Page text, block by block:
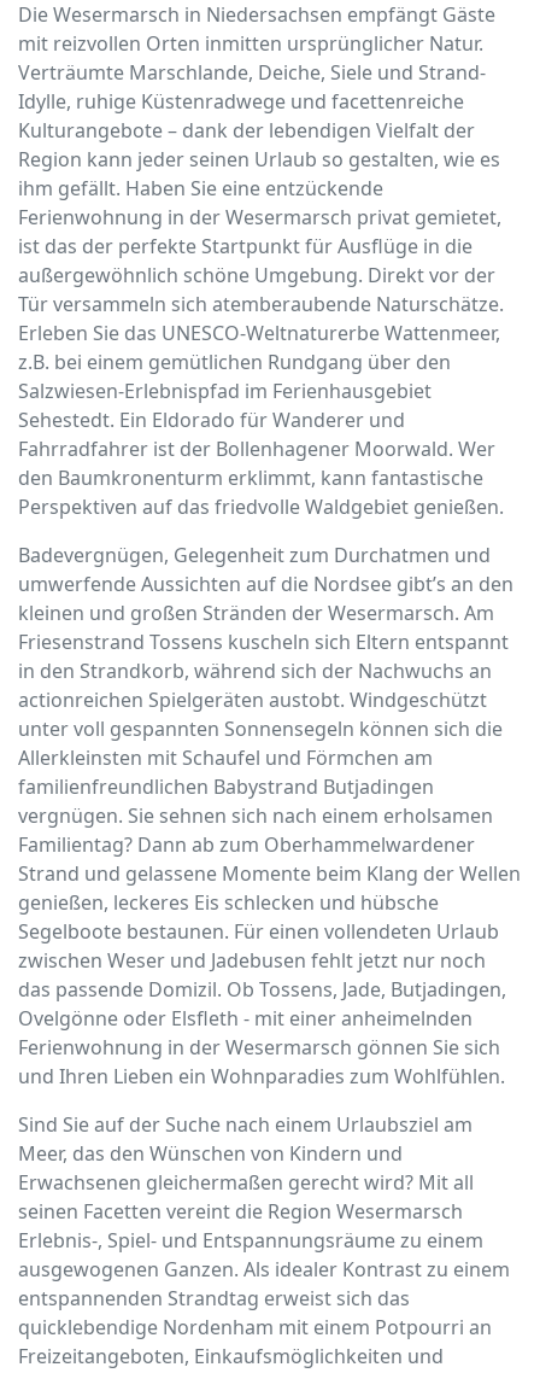
Die Wesermarsch in Niedersachsen empfängt Gäste
mit reizvollen Orten inmitten ursprünglicher Natur.
Verträumte Marschlande, Deiche, Siele und Strand-
Idylle, ruhige Küstenradwege und facettenreiche
Kulturangebote – dank der lebendigen Vielfalt der
Region kann jeder seinen Urlaub so gestalten, wie es
ihm gefällt. Haben Sie eine entzückende
Ferienwohnung in der Wesermarsch privat gemietet,
ist das der perfekte Startpunkt für Ausflüge in die
außergewöhnlich schöne Umgebung. Direkt vor der
Tür versammeln sich atemberaubende Naturschätze.
Erleben Sie das UNESCO-Weltnaturerbe Wattenmeer,
z.B. bei einem gemütlichen Rundgang über den
Salzwiesen-Erlebnispfad im Ferienhausgebiet
Sehestedt. Ein Eldorado für Wanderer und
Fahrradfahrer ist der Bollenhagener Moorwald. Wer
den Baumkronenturm erklimmt, kann fantastische
Perspektiven auf das friedvolle Waldgebiet genießen.
Badevergnügen, Gelegenheit zum Durchatmen und
umwerfende Aussichten auf die Nordsee gibt’s an den
kleinen und großen Stränden der Wesermarsch. Am
Friesenstrand Tossens kuscheln sich Eltern entspannt
in den Strandkorb, während sich der Nachwuchs an
actionreichen Spielgeräten austobt. Windgeschützt
unter voll gespannten Sonnensegeln können sich die
Allerkleinsten mit Schaufel und Förmchen am
familienfreundlichen Babystrand Butjadingen
vergnügen. Sie sehnen sich nach einem erholsamen
Familientag? Dann ab zum Oberhammelwardener
Strand und gelassene Momente beim Klang der Wellen
genießen, leckeres Eis schlecken und hübsche
Segelboote bestaunen. Für einen vollendeten Urlaub
zwischen Weser und Jadebusen fehlt jetzt nur noch
das passende Domizil. Ob Tossens, Jade, Butjadingen,
Ovelgönne oder Elsfleth - mit einer anheimelnden
Ferienwohnung in der Wesermarsch gönnen Sie sich
und Ihren Lieben ein Wohnparadies zum Wohlfühlen.
Sind Sie auf der Suche nach einem Urlaubsziel am
Meer, das den Wünschen von Kindern und
Erwachsenen gleichermaßen gerecht wird? Mit all
seinen Facetten vereint die Region Wesermarsch
Erlebnis-, Spiel- und Entspannungsräume zu einem
ausgewogenen Ganzen. Als idealer Kontrast zu einem
entspannenden Strandtag erweist sich das
quicklebendige Nordenham mit einem Potpourri an
Freizeitangeboten, Einkaufsmöglichkeiten und